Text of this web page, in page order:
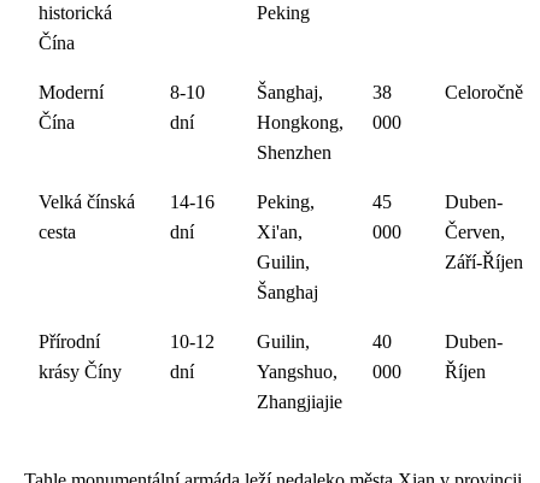
historická
Čína
Peking
Moderní
Čína
8-10
dní
Šanghaj,
Hongkong,
Shenzhen
38
000
Celoročně
Velká čínská
cesta
14-16
dní
Peking,
Xi'an,
Guilin,
Šanghaj
45
000
Duben-
Červen,
Září-Říjen
Přírodní
krásy Číny
10-12
dní
Guilin,
Yangshuo,
Zhangjiajie
40
000
Duben-
Říjen